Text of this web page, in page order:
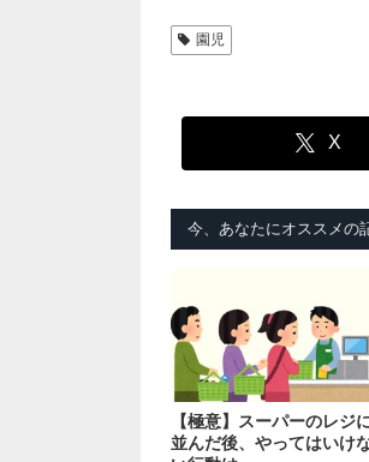
園児
X
今、あなたにオススメの
【極意】スーパーのレジ
並んだ後、やってはいけ